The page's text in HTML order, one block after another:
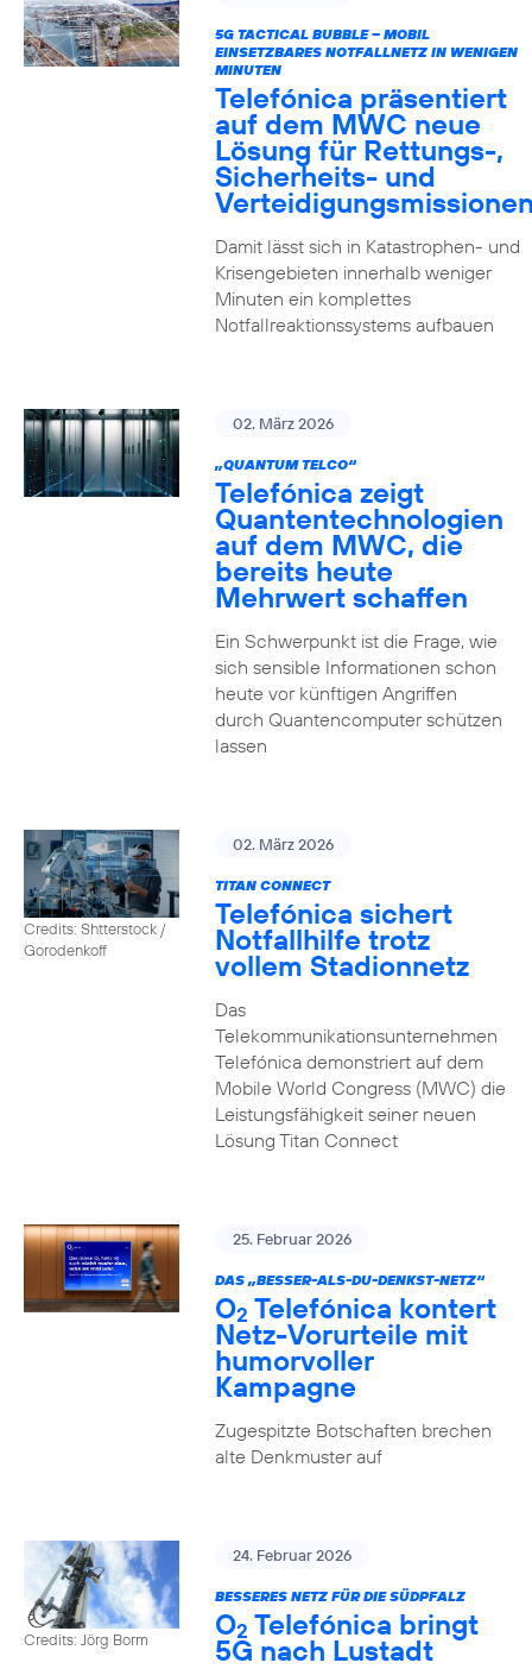
5G TACTICAL BUBBLE – MOBIL
EINSETZBARES NOTFALLNETZ IN WENIGEN
MINUTEN
Telefónica präsentiert
auf dem MWC neue
Lösung für Rettungs-,
Sicherheits- und
Damit lässt sich in Katastrophen- und
Krisengebieten innerhalb weniger
Minuten ein komplettes
Notfallreaktionssystems aufbauen
02. März 2026
„QUANTUM TELCO“
Telefónica zeigt
Quanten­technologien
auf dem MWC, die
bereits heute
Mehrwert schaffen
Ein Schwerpunkt ist die Frage, wie
sich sensible Informationen schon
heute vor künftigen Angriffen
durch Quantencomputer schützen
lassen
Credits: Shtterstock /
Gorodenkoff
02. März 2026
TITAN CONNECT
Telefónica sichert
Notfallhilfe trotz
vollem Stadionnetz
Das
Telekommunikationsunternehmen
Telefónica demonstriert auf dem
Mobile World Congress (MWC) die
Leistungsfähigkeit seiner neuen
Lösung Titan Connect
25. Februar 2026
DAS „BESSER-ALS-DU-DENKST-NETZ“
O2 Telefónica kontert
Netz-Vorurteile mit
humorvoller
Kampagne
Zugespitzte Botschaften brechen
alte Denkmuster auf
Credits: Jörg Borm
24. Februar 2026
BESSERES NETZ FÜR DIE SÜDPFALZ
O2 Telefónica bringt
5G nach Lustadt